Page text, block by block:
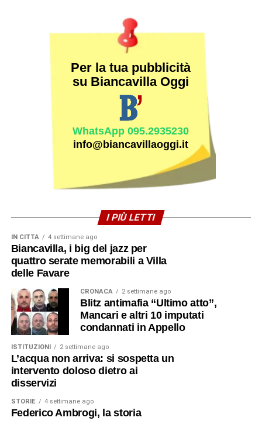
Per la tua pubblicità
su Biancavilla Oggi
WhatsApp 095.2935230
info@biancavillaoggi.it
I PIÙ LETTI
IN CITTÀ 4 settimane ago
Biancavilla, i big del jazz per
quattro serate memorabili a Villa
delle Favare
CRONACA 2 settimane ago
Blitz antimafia “Ultimo atto”,
Mancari e altri 10 imputati
condannati in Appello
ISTITUZIONI 2 settimane ago
L’acqua non arriva: si sospetta un
intervento doloso dietro ai
disservizi
STORIE 4 settimane ago
Federico Ambrogi, la storia